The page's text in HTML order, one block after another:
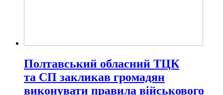
Полтавський обласний ТЦК
та СП закликав громадян
виконувати правила військового